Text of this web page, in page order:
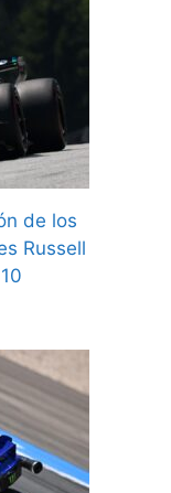
de los
Russell